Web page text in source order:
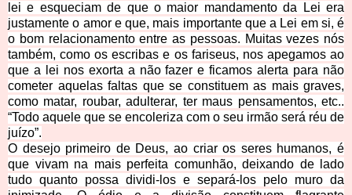
lei e esqueciam de que o maior mandamento da Lei era
justamente o amor e que, mais importante que a Lei em si, é
o bom relacionamento entre as pessoas. Muitas vezes nós
também, como os escribas e os fariseus, nos apegamos ao
que a lei nos exorta a não fazer e ficamos alerta para não
cometer aquelas faltas que se constituem as mais graves,
como matar, roubar, adulterar, ter maus pensamentos, etc..
“Todo aquele que se encoleriza com o seu irmão será réu de
juízo”.
O desejo primeiro de Deus, ao criar os seres humanos, é
que vivam na mais perfeita comunhão, deixando de lado
tudo quanto possa dividi-los e separá-los pelo muro da